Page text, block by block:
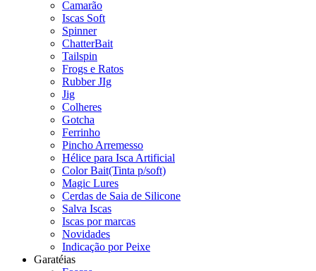
Camarão
Iscas Soft
Spinner
ChatterBait
Tailspin
Frogs e Ratos
Rubber JIg
Jig
Colheres
Gotcha
Ferrinho
Pincho Arremesso
Hélice para Isca Artificial
Color Bait(Tinta p/soft)
Magic Lures
Cerdas de Saia de Silicone
Salva Iscas
Iscas por marcas
Novidades
Indicação por Peixe
Garatéias